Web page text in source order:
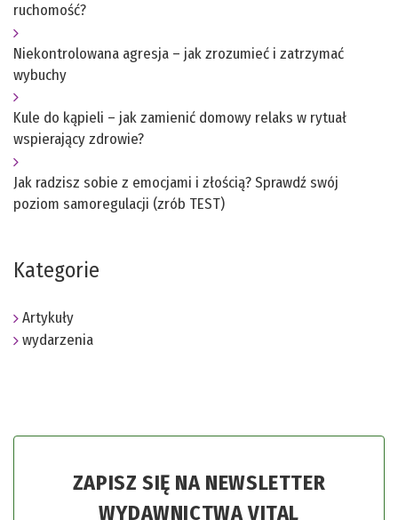
ruchomość?
Niekontrolowana agresja – jak zrozumieć i zatrzymać
wybuchy
Kule do kąpieli – jak zamienić domowy relaks w rytuał
wspierający zdrowie?
Jak radzisz sobie z emocjami i złością? Sprawdź swój
poziom samoregulacji (zrób TEST)
Kategorie
Artykuły
wydarzenia
ZAPISZ SIĘ NA NEWSLETTER
WYDAWNICTWA VITAL